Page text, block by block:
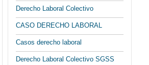
Derecho Laboral Colectivo
CASO DERECHO LABORAL
Casos derecho laboral
Derecho Laboral Colectivo SGSS